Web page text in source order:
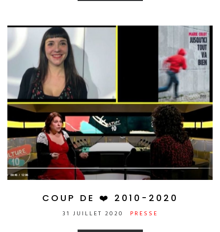
COUP DE ❤️ 2010-2020
31 JUILLET 2020 PRESSE